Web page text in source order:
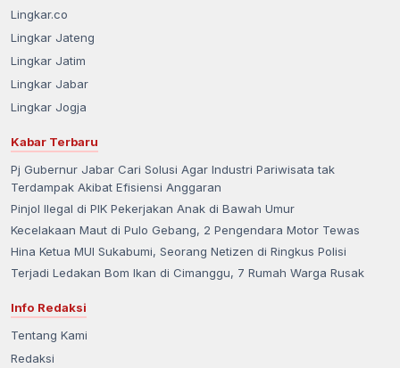
Lingkar.co
Lingkar Jateng
Lingkar Jatim
Lingkar Jabar
Lingkar Jogja
Kabar Terbaru
Pj Gubernur Jabar Cari Solusi Agar Industri Pariwisata tak
Terdampak Akibat Efisiensi Anggaran
Pinjol Ilegal di PIK Pekerjakan Anak di Bawah Umur
Kecelakaan Maut di Pulo Gebang, 2 Pengendara Motor Tewas
Hina Ketua MUI Sukabumi, Seorang Netizen di Ringkus Polisi
Terjadi Ledakan Bom Ikan di Cimanggu, 7 Rumah Warga Rusak
Info Redaksi
Tentang Kami
Redaksi